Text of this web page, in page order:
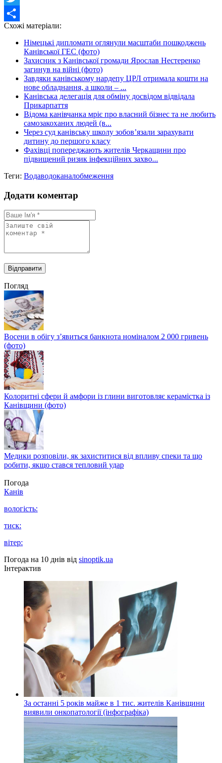
Twitter
Share
Схожі матеріали:
Німецькі дипломати оглянули масштаби пошкоджень
Канівської ГЕС (фото)
Захисник з Канівської громади Ярослав Нестеренко
загинув на війні (фото)
Завдяки канівському нардепу ЦРЛ отримала кошти на
нове обладнання, а школи – ...
Канівська делегація для обміну досвідом відвідала
Прикарпаття
Відома канівчанка мріє про власний бізнес та не любить
самозакоханих людей (в...
Через суд канівську школу зобов’язали зарахувати
дитину до першого класу
Фахівці попереджають жителів Черкащини про
підвищений ризик інфекційних захво...
Теги: Водаводоканалобмеження
Додати коментар
Погляд
Восени в обігу з’явиться банкнота номіналом 2 000 гривень
(фото)
Колоритні сфери й амфори із глини виготовляє керамістка із
Канівщини (фото)
Медики розповіли, як захиститися від впливу спеки та що
робити, якщо стався тепловий удар
Погода
Канів
вологість:
тиск:
вітер:
Погода на 10 днів від sinoptik.ua
Інтерактив
За останні 5 років майже в 1 тис. жителів Канівщини
виявили онкопатології (інфографіка)